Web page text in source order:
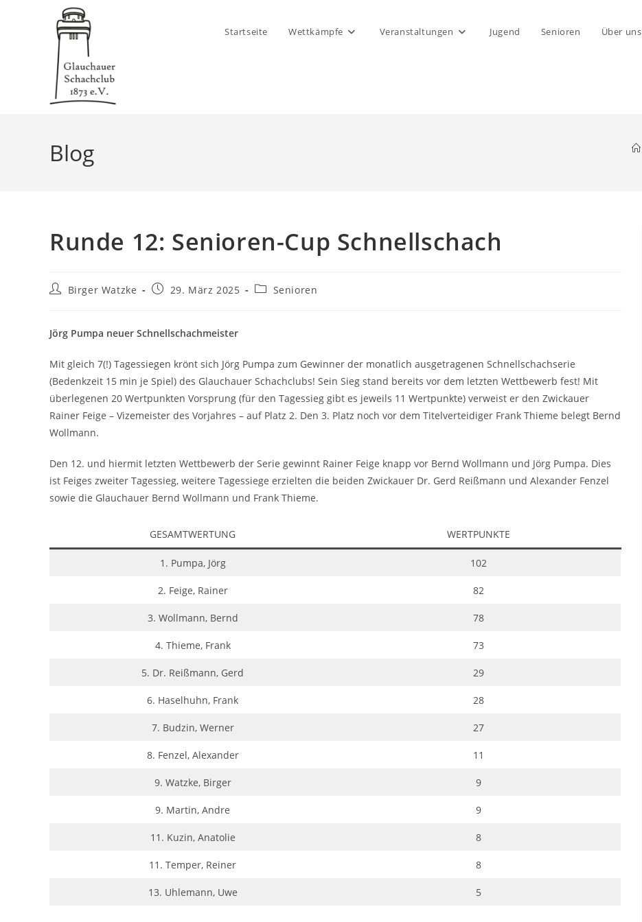
Startseite Wettkämpfe Veranstaltungen Jugend Senioren Über uns
Blog
Runde 12: Senioren-Cup Schnellschach
Beitrags-
Birger Watzke
Beitrag29. März 2025
Beitrags-
Senioren
Jörg Pumpa neuer Schnellschachmeister
Mit gleich 7(!) Tagessiegen krönt sich Jörg Pumpa zum Gewinner der monatlich ausgetragenen Schnellschachserie
(Bedenkzeit 15 min je Spiel) des Glauchauer Schachclubs! Sein Sieg stand bereits vor dem letzten Wettbewerb fest! Mit
überlegenen 20 Wertpunkten Vorsprung (für den Tagessieg gibt es jeweils 11 Wertpunkte) verweist er den Zwickauer
Rainer Feige – Vizemeister des Vorjahres – auf Platz 2. Den 3. Platz noch vor dem Titelverteidiger Frank Thieme belegt Bernd
Wollmann.
Den 12. und hiermit letzten Wettbewerb der Serie gewinnt Rainer Feige knapp vor Bernd Wollmann und Jörg Pumpa. Dies
ist Feiges zweiter Tagessieg, weitere Tagessiege erzielten die beiden Zwickauer Dr. Gerd Reißmann und Alexander Fenzel
sowie die Glauchauer Bernd Wollmann und Frank Thieme.
GESAMTWERTUNG WERTPUNKTE
1. Pumpa, Jörg 102
2. Feige, Rainer 82
3. Wollmann, Bernd 78
4. Thieme, Frank 73
5. Dr. Reißmann, Gerd 29
6. Haselhuhn, Frank 28
7. Budzin, Werner 27
8. Fenzel, Alexander 11
9. Watzke, Birger 9
9. Martin, Andre 9
11. Kuzin, Anatolie 8
11. Temper, Reiner 8
13. Uhlemann, Uwe 5